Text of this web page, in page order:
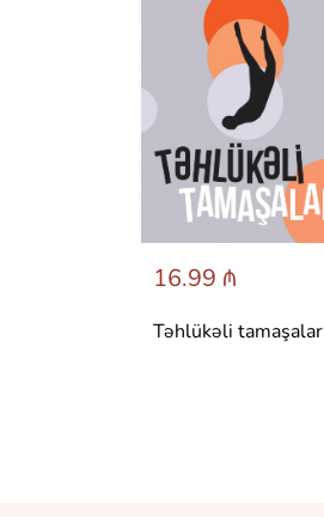
16.99 ₼
Təhlükəli tamaşalar